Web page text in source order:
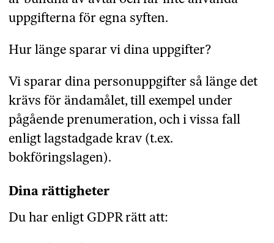
uppgifterna för egna syften.
Hur länge sparar vi dina uppgifter?
Vi sparar dina personuppgifter så länge det
krävs för ändamålet, till exempel under
pågående prenumeration, och i vissa fall
enligt lagstadgade krav (t.ex.
bokföringslagen).
Dina rättigheter
Du har enligt GDPR rätt att: